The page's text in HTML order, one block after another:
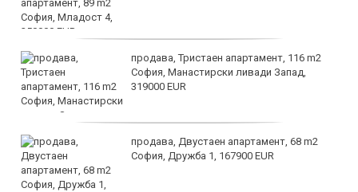
продава, Тристаен апартамент, 116 m2
София, Манастирски ливади Запад,
319000 EUR
продава, Двустаен апартамент, 68 m2
София, Дружба 1, 167900 EUR